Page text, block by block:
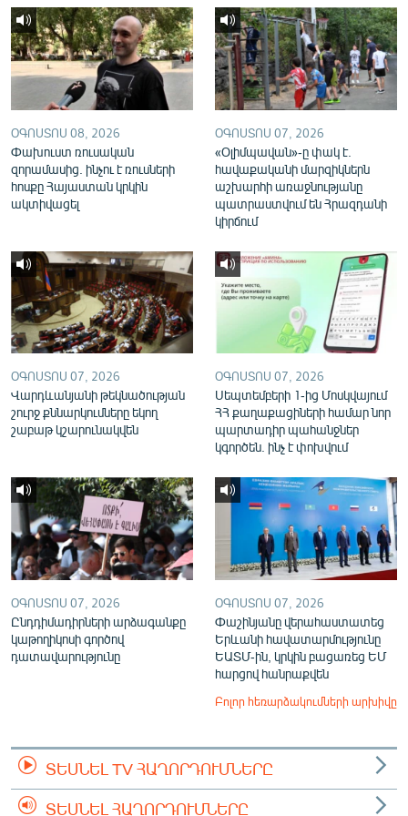
English
Русский
ՀԵՏԵՎԵՔ ՄԵԶ
«Ազատության» բոլոր կայքերը
ՕԳՈՍՏՈՍ 08, 2026
Փախուստ ռուսական
զորամասից. ինչու է ռուսների
հոսքը Հայաստան կրկին
ակտիվացել
ՕԳՈՍՏՈՍ 07, 2026
«Օլիմպավան»-ը փակ է.
հավաքականի մարզիկներն
աշխարհի առաջնությանը
պատրաստվում են Հրազդանի
կիրճում
ՕԳՈՍՏՈՍ 07, 2026
Վարդևանյանի թեկնածության
շուրջ քննարկումները եկող
շաբաթ կշարունակվեն
ՕԳՈՍՏՈՍ 07, 2026
Սեպտեմբերի 1-ից Մոսկվայում
ՀՀ քաղաքացիների համար նոր
պարտադիր պահանջներ
կգործեն. ինչ է փոխվում
ՕԳՈՍՏՈՍ 07, 2026
Ընդդիմադիրների արձագանքը
կաթողիկոսի գործով
դատավարությունը
ՕԳՈՍՏՈՍ 07, 2026
Փաշինյանը վերահաստատեց
Երևանի հավատարմությունը
ԵԱՏՄ-ին, կրկին բացառեց ԵՄ
հարցով հանրաքվեն
Բոլոր հեռարձակումների արխիվը
ՏԵՍՆԵԼ TV ՀԱՂՈՐԴՈՒՄՆԵՐԸ
ՏԵՍՆԵԼ ՀԱՂՈՐԴՈՒՄՆԵՐԸ